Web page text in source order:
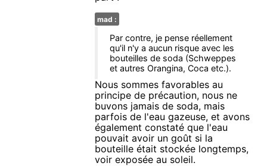
mad :
Par contre, je pense réellement
qu'il n'y a aucun risque avec les
bouteilles de soda (Schweppes
et autres Orangina, Coca etc.).
Nous sommes favorables au
principe de précaution, nous ne
buvons jamais de soda, mais
parfois de l'eau gazeuse, et avons
également constaté que l'eau
pouvait avoir un goût si la
bouteille était stockée longtemps,
voir exposée au soleil.